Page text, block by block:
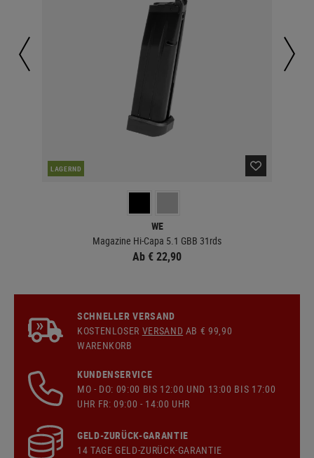
LAGERND
WE
Magazine Hi-Capa 5.1 GBB 31rds
Ab € 22,90
SCHNELLER VERSAND
KOSTENLOSER VERSAND AB € 99,90
WARENKORB
KUNDENSERVICE
MO - DO: 09:00 BIS 12:00 UND 13:00 BIS 17:00
UHR FR: 09:00 - 14:00 UHR
GELD-ZURÜCK-GARANTIE
14 TAGE GELD-ZURÜCK-GARANTIE